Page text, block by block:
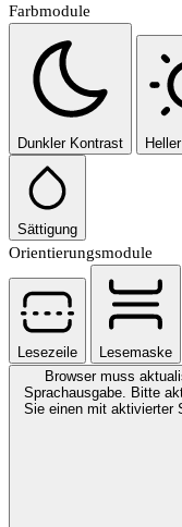
Farbmodule
Dunkler Kontrast
Sättigung
Orientierungsmodule
Lesezeile
Lesemaske
Browser muss
Sprachausgabe. Bitte
Sie einen mit aktivierter